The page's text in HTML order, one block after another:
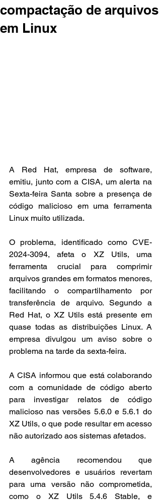
compactação de arquivos
em Linux
A Red Hat, empresa de software,
emitiu, junto com a CISA, um alerta na
Sexta-feira Santa sobre a presença de
código malicioso em uma ferramenta
Linux muito utilizada.
O problema, identificado como CVE-
2024-3094, afeta o XZ Utils, uma
ferramenta crucial para comprimir
arquivos grandes em formatos menores,
facilitando o compartilhamento por
transferência de arquivo. Segundo a
Red Hat, o XZ Utils está presente em
quase todas as distribuições Linux. A
empresa divulgou um aviso sobre o
problema na tarde da sexta-feira.
A CISA informou que está colaborando
com a comunidade de código aberto
para investigar relatos de código
malicioso nas versões 5.6.0 e 5.6.1 do
XZ Utils, o que pode resultar em acesso
não autorizado aos sistemas afetados.
A agência recomendou que
desenvolvedores e usuários revertam
para uma versão não comprometida,
como o XZ Utils 5.4.6 Stable, e